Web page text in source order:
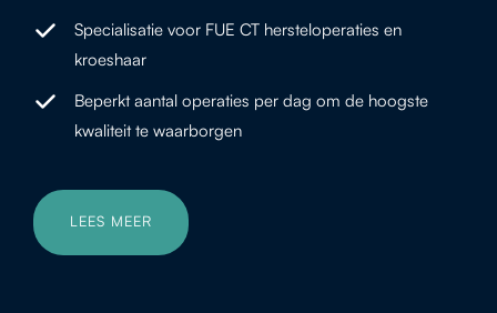
Specialisatie voor FUE CT hersteloperaties en
kroeshaar
Beperkt aantal operaties per dag om de hoogste
kwaliteit te waarborgen
LEES MEER